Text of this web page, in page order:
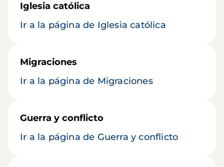
Iglesia católica
Ir a la página de Iglesia católica
Migraciones
Ir a la página de Migraciones
Guerra y conflicto
Ir a la página de Guerra y conflicto